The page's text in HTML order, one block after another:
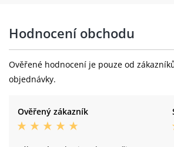
Hodnocení obchodu
Ověřené hodnocení je pouze od
objednávky.
Ověřený zákazník